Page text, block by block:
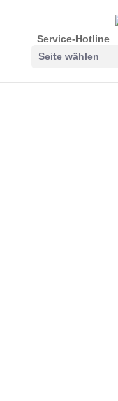
Service-Hotline
Seite wählen